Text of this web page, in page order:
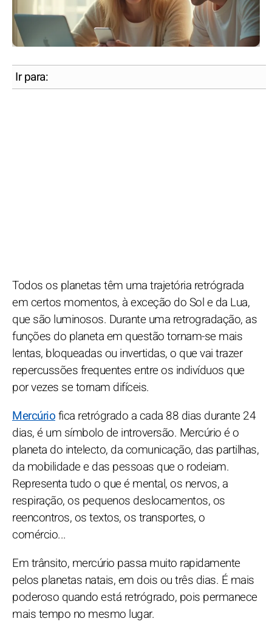
Ir para:
Todos os planetas têm uma trajetória retrógrada
em certos momentos, à exceção do Sol e da Lua,
que são luminosos. Durante uma retrogradação, as
funções do planeta em questão tornam-se mais
lentas, bloqueadas ou invertidas, o que vai trazer
repercussões frequentes entre os indivíduos que
por vezes se tornam difíceis.
Mercúriofica retrógrado a cada 88 dias durante 24
dias, é um símbolo de introversão. Mercúrio é o
planeta do intelecto, da comunicação, das partilhas,
da mobilidade e das pessoas que o rodeiam.
Representa tudo o que é mental, os nervos, a
respiração, os pequenos deslocamentos, os
reencontros, os textos, os transportes, o
comércio...
Em trânsito, mercúrio passa muito rapidamente
pelos planetas natais, em dois ou três dias. É mais
poderoso quando está retrógrado, pois permanece
mais tempo no mesmo lugar.